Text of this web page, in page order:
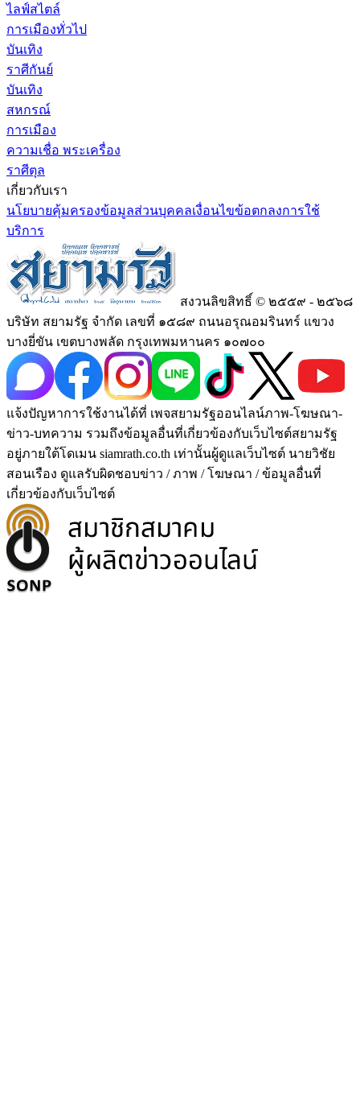
ไลฟ์สไตล์
การเมืองทั่วไป
บันเทิง
ราศีกันย์
บันเทิง
สหกรณ์
การเมือง
ความเชื่อ พระเครื่อง
ราศีตุล
เกี่ยวกับเรา
นโยบายคุ้มครองข้อมูลส่วนบุคคลเงื่อนไขข้อตกลงการใช้
บริการ
สงวนลิขสิทธิ์ © ๒๕๕๙ - ๒๕๖๘
บริษัท สยามรัฐ จำกัด เลขที่ ๑๕๘๙ ถนนอรุณอมรินทร์ แขวง
บางยี่ขัน เขตบางพลัด กรุงเทพมหานคร ๑๐๗๐๐
แจ้งปัญหาการใช้งานได้ที่ เพจสยามรัฐออนไลน์ภาพ-โฆษณา-
ข่าว-บทความ รวมถึงข้อมูลอื่นที่เกี่ยวข้องกับเว็บไซต์สยามรัฐ
อยู่ภายใต้โดเมน siamrath.co.th เท่านั้นผู้ดูแลเว็บไซต์ นายวิชัย
สอนเรือง ดูแลรับผิดชอบข่าว / ภาพ / โฆษณา / ข้อมูลอื่นที่
เกี่ยวข้องกับเว็บไซต์